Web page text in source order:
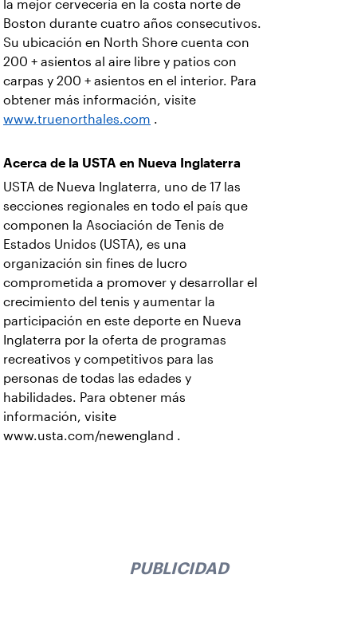
la mejor cervecería en la costa norte de
Boston durante cuatro años consecutivos.
Su ubicación en North Shore cuenta con
200 + asientos al aire libre y patios con
carpas y 200 + asientos en el interior. Para
obtener más información, visite
www.truenorthales.com .
Acerca de la USTA en Nueva Inglaterra
USTA de Nueva Inglaterra, uno de 17 las
secciones regionales en todo el país que
componen la Asociación de Tenis de
Estados Unidos (USTA), es una
organización sin fines de lucro
comprometida a promover y desarrollar el
crecimiento del tenis y aumentar la
participación en este deporte en Nueva
Inglaterra por la oferta de programas
recreativos y competitivos para las
personas de todas las edades y
habilidades. Para obtener más
información, visite
www.usta.com/newengland .
PUBLICIDAD